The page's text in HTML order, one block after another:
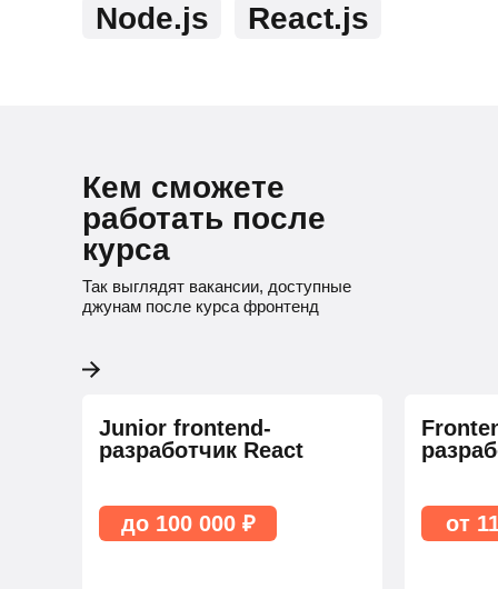
React.js
Node.js
Кем сможете
работать после
курса
Так выглядят вакансии, доступные
джунам после курса фронтенд
Junior frontend-
разработчик React
до 100 000 ₽ от